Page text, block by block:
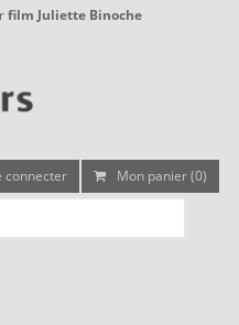
film Juliette Binoche
connecter Mon panier (0)